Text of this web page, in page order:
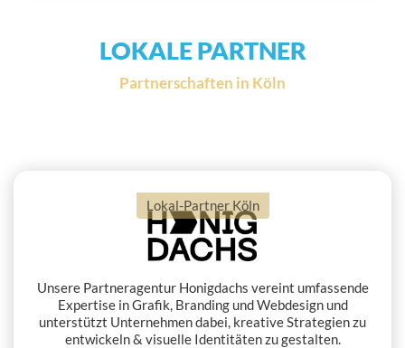
LOKALE PARTNER
Partnerschaften in Köln
Lokal-Partner Köln
Unsere Partneragentur Honigdachs vereint umfassende
Expertise in Grafik, Branding und Webdesign und
unterstützt Unternehmen dabei, kreative Strategien zu
entwickeln & visuelle Identitäten zu gestalten.